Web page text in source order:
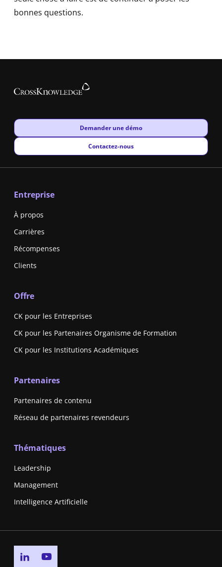
bonnes questions.
New window
Demander une démo
New window
Contactez-nous
Entreprise
À propos
Carrières
Récompenses
Clients
Offre
CK pour les Entreprises
CK pour les Partenaires Organisme de Formation
CK pour les Institutions Académiques
Partenaires
Partenaires de contenu
Réseau de partenaires revendeurs
Thématiques
Leadership
Management
Intelligence Artificielle
Go to linkedin page